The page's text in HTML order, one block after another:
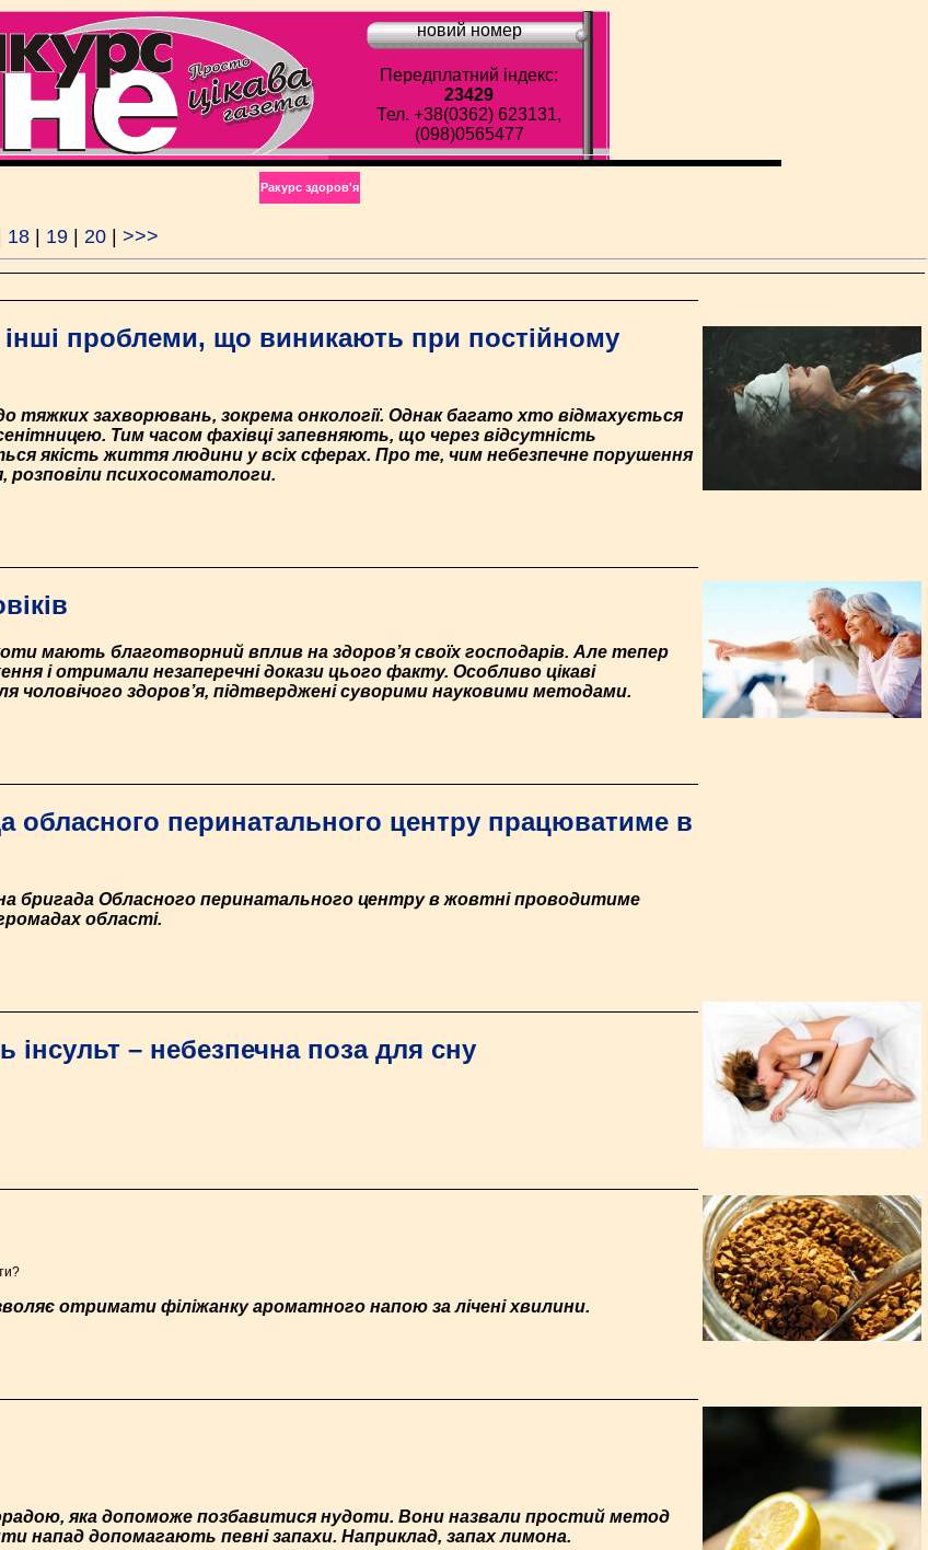
новий номер
Передплатний індекс:
23429
Тел. +38(0362) 623131,
(098)0565477
Ракурс здоров'я
18 19 20 >>>
інші проблеми, що виникають при постійному
тяжких захворювань, зокрема онкології. Однак багато хто відмахується
Тим часом фахівці запевняють, що через відсутність
якість життя людини у всіх сферах. Про те, чим небезпечне порушення
розповіли психосоматологи.
мають благотворний вплив на здоров’я своїх господарів. Але тепер
і отримали незаперечні докази цього факту. Особливо цікаві
чоловічого здоров’я, підтверджені суворими науковими методами.
обласного перинатального центру працюватиме в
бригада Обласного перинатального центру в жовтні проводитиме
області.
інсульт – небезпечна поза для сну
отримати філіжанку ароматного напою за лічені хвилини.
яка допоможе позбавитися нудоти. Вони назвали простий метод
напад допомагають певні запахи. Наприклад, запах лимона.